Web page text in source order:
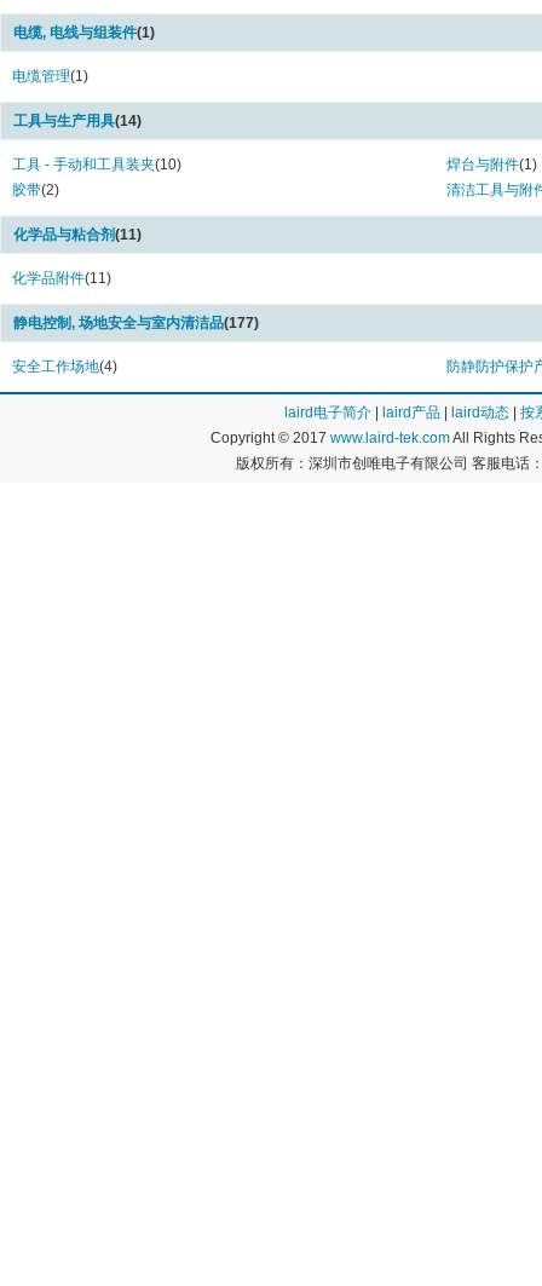
电缆, 电线与组装件(1)
电缆管理(1)
工具与生产用具(14)
工具 - 手动和工具装夹(10) 焊台与附件(1)
胶带(2) 清洁工具与附
化学品与粘合剂(11)
化学品附件(11)
静电控制, 场地安全与室内清洁品(177)
安全工作场地(4) 防静防护保护
laird电子简介 laird产品 laird动态
按
Copyright © 2017 www.laird-tek.comAll Rights
版权所有：深圳市创唯电子有限公司 客服电话